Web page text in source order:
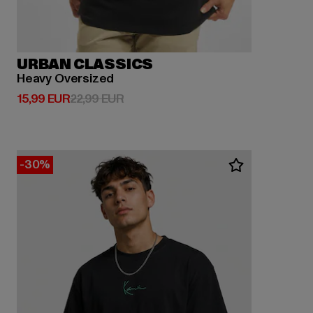
URBAN CLASSICS
Heavy Oversized
15,99 EUR
Derzeitiger Preis: 15,99 EUR
22,99 EURAktionspreis: 22,99 EUR
-30%